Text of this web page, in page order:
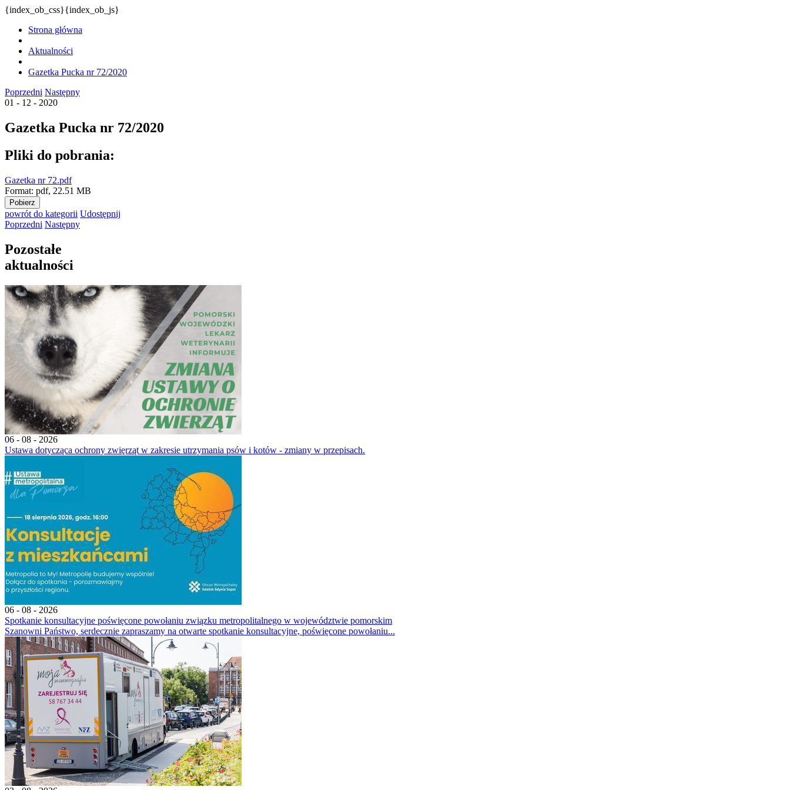
{index_ob_css}{index_ob_js}
Strona główna
Aktualności
Gazetka Pucka nr 72/2020
Poprzedni Następny
01 - 12 - 2020
Gazetka Pucka nr 72/2020
Pliki do pobrania:
Gazetka nr 72.pdf
Format: pdf, 22.51 MB
Pobierz
powrót do kategorii Udostępnij
Poprzedni Następny
Pozostałe
aktualności
06 - 08 - 2026
Ustawa dotycząca ochrony zwięrząt w zakresie utrzymania psów i kotów - zmiany w przepisach.
06 - 08 - 2026
Spotkanie konsultacyjne poświęcone powołaniu związku metropolitalnego w województwie pomorskim
Szanowni Państwo, serdecznie zapraszamy na otwarte spotkanie konsultacyjne, poświęcone powołaniu...